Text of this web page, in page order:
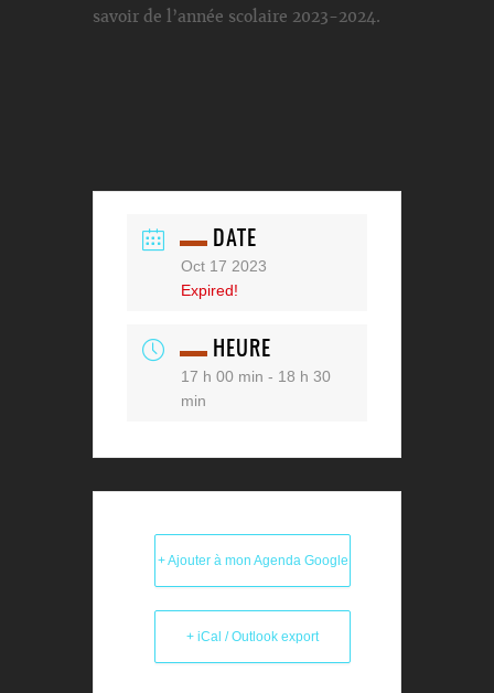
savoir de l’année scolaire 2023-2024.
DATE
Oct 17 2023
Expired!
HEURE
17 h 00 min - 18 h 30
min
+ Ajouter à mon Agenda Google
+ iCal / Outlook export